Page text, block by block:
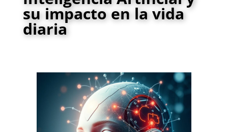
su impacto en la vida
diaria